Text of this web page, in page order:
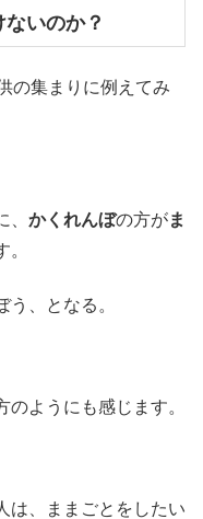
いのか？
の集まりに例えてみ
、 かくれんぼの方がま
、となる。
ようにも感じます。
は、ままごとをしたい